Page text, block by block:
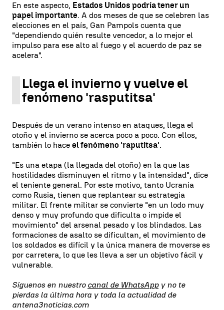
En este aspecto, Estados Unidos podría tener un
papel importante. A dos meses de que se celebren las
elecciones en el país, Gan Pampols cuenta que
"dependiendo quién resulte vencedor, a lo mejor el
impulso para ese alto al fuego y el acuerdo de paz se
acelera".
Llega el invierno y vuelve el
fenómeno 'rasputitsa'
Después de un verano intenso en ataques, llega el
otoño y el invierno se acerca poco a poco. Con ellos,
también lo hace el fenómeno 'raputitsa'.
"Es una etapa (la llegada del otoño) en la que las
hostilidades disminuyen el ritmo y la intensidad", dice
el teniente general. Por este motivo, tanto Ucrania
como Rusia, tienen que replantear su estrategia
militar. El frente militar se convierte "en un lodo muy
denso y muy profundo que dificulta o impide el
movimiento" del arsenal pesado y los blindados. Las
formaciones de asalto se dificultan, el movimiento de
los soldados es difícil y la única manera de moverse es
por carretera, lo que les lleva a ser un objetivo fácil y
vulnerable.
Síguenos en nuestro canal de WhatsAppy no te
pierdas la última hora y toda la actualidad de
antena3noticias.com